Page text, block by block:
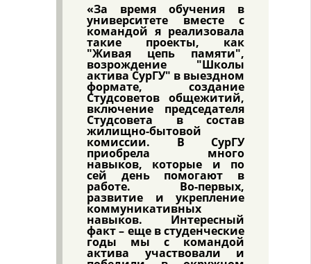
«За время обучения в
университете вместе с
командой я реализовала
такие проекты, как
"Живая цепь памяти",
возрождение "Школы
актива СурГУ" в выездном
формате, создание
Студсоветов общежитий,
включение председателя
Студсовета в состав
жилищно-бытовой
комиссии. В СурГУ
приобрела много
навыков, которые и по
сей день помогают в
работе. Во-первых,
развитие и укрепление
коммуникативных
навыков. Интересный
факт – еще в студенческие
годы мы с командой
актива участвовали и